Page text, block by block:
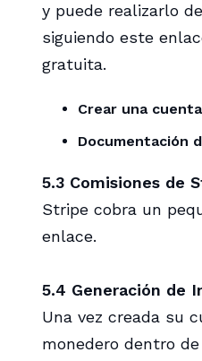
y puede realizarlo
siguiendo este
gratuita.
Crear una
Documentación
5.3 Comisiones de
Stripe cobra un
enlace.
5.4 Generación de
Una vez creada su
monedero dentro